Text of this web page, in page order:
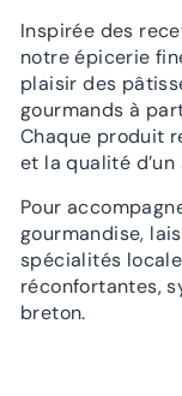
Inspirée des
notre épicerie
plaisir des
gourmands à
Chaque produit
et la qualité
Pour
gourmandise,
spécialités
réconfortantes,
breton.